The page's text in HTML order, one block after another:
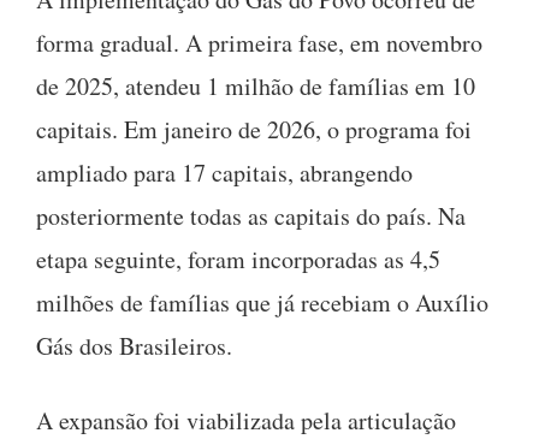
forma gradual. A primeira fase, em novembro
de 2025, atendeu 1 milhão de famílias em 10
capitais. Em janeiro de 2026, o programa foi
ampliado para 17 capitais, abrangendo
posteriormente todas as capitais do país. Na
etapa seguinte, foram incorporadas as 4,5
milhões de famílias que já recebiam o Auxílio
Gás dos Brasileiros.
A expansão foi viabilizada pela articulação